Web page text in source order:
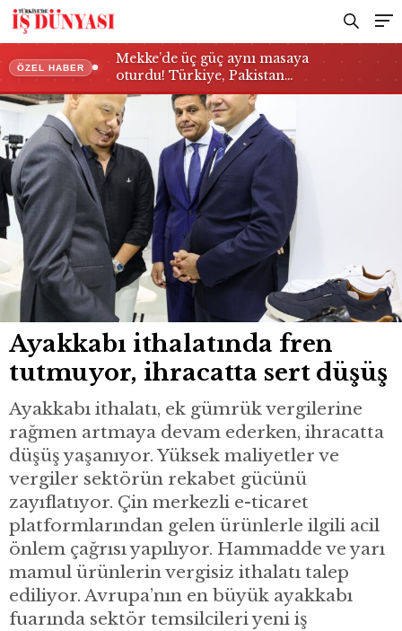
ÖZEL HABER
Mekke’de üç güç aynı masaya
oturdu! Türkiye, Pakistan…
Ayakkabı ithalatında fren
tutmuyor, ihracatta sert düşüş
Ayakkabı ithalatı, ek gümrük vergilerine
rağmen artmaya devam ederken, ihracatta
düşüş yaşanıyor. Yüksek maliyetler ve
vergiler sektörün rekabet gücünü
zayıflatıyor. Çin merkezli e-ticaret
platformlarından gelen ürünlerle ilgili acil
önlem çağrısı yapılıyor. Hammadde ve yarı
mamul ürünlerin vergisiz ithalatı talep
ediliyor. Avrupa’nın en büyük ayakkabı
fuarında sektör temsilcileri yeni iş